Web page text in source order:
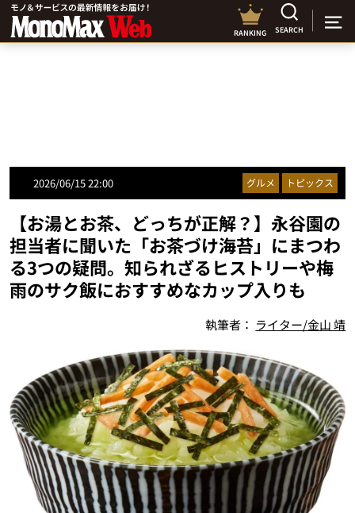
RANKING SEARCH
2026/06/15 22:00 グルメ トピックス
【お湯とお茶、どっちが正解？】永谷園の
担当者に聞いた「お茶づけ海苔」にまつわ
る3つの疑問。知られざるヒストリーや梅
雨のサク飯におすすめなカップ入りも
執筆者： ライター/金山 靖